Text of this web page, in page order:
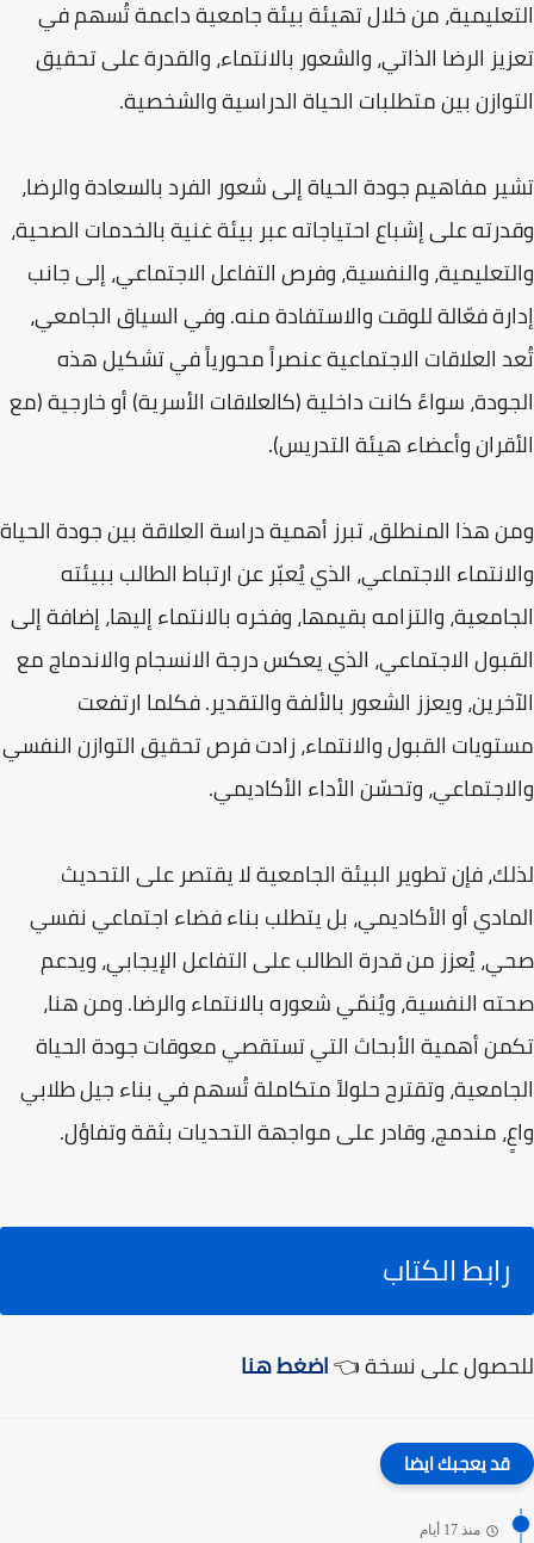
التعليمية، من خلال تهيئة بيئة جامعية داعمة تُسهم في
تعزيز الرضا الذاتي، والشعور بالانتماء، والقدرة على تحقيق
التوازن بين متطلبات الحياة الدراسية والشخصية.
تشير مفاهيم جودة الحياة إلى شعور الفرد بالسعادة والرضا،
وقدرته على إشباع احتياجاته عبر بيئة غنية بالخدمات الصحية،
والتعليمية، والنفسية، وفرص التفاعل الاجتماعي، إلى جانب
إدارة فعّالة للوقت والاستفادة منه. وفي السياق الجامعي،
تُعد العلاقات الاجتماعية عنصراً محورياً في تشكيل هذه
الجودة، سواءً كانت داخلية (كالعلاقات الأسرية) أو خارجية (مع
الأقران وأعضاء هيئة التدريس).
ومن هذا المنطلق، تبرز أهمية دراسة العلاقة بين جودة الحياة
والانتماء الاجتماعي، الذي يُعبّر عن ارتباط الطالب ببيئته
الجامعية، والتزامه بقيمها، وفخره بالانتماء إليها، إضافة إلى
القبول الاجتماعي، الذي يعكس درجة الانسجام والاندماج مع
الآخرين، ويعزز الشعور بالألفة والتقدير. فكلما ارتفعت
مستويات القبول والانتماء، زادت فرص تحقيق التوازن النفسي
والاجتماعي، وتحسّن الأداء الأكاديمي.
لذلك، فإن تطوير البيئة الجامعية لا يقتصر على التحديث
المادي أو الأكاديمي، بل يتطلب بناء فضاء اجتماعي نفسي
صحي، يُعزز من قدرة الطالب على التفاعل الإيجابي، ويدعم
صحته النفسية، ويُنمّي شعوره بالانتماء والرضا. ومن هنا،
تكمن أهمية الأبحاث التي تستقصي معوقات جودة الحياة
الجامعية، وتقترح حلولاً متكاملة تُسهم في بناء جيل طلابي
واعٍ، مندمج، وقادر على مواجهة التحديات بثقة وتفاؤل.
رابط الكتاب
للحصول على نسخة 👈اضغط هنا
قد يعجبك ايضا
منذ 17 أيام